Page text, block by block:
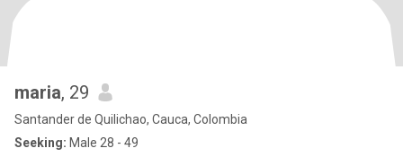
maria, 29
Santander de Quilichao, Cauca, Colombia
Seeking: Male 28 - 49